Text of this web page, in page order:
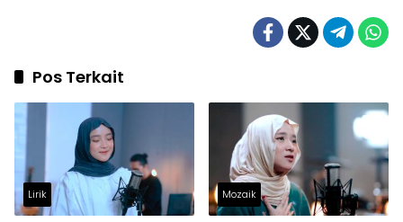
Pos Terkait
Lirik Mozaik